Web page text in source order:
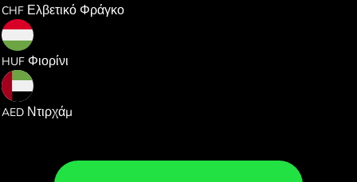
CHF Ελβετικό Φράγκο
HUF Φιορίνι
AED Ντιρχάμ